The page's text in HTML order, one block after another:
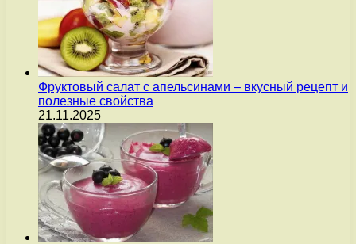
Фруктовый салат с апельсинами – вкусный рецепт и
полезные свойства
21.11.2025